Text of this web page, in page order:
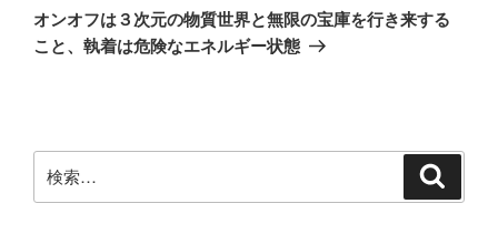
ー
シ
の
投
オンオフは３次元の物質世界と無限の宝庫を行き来する
こと、執着は危険なエネルギー状態
索: